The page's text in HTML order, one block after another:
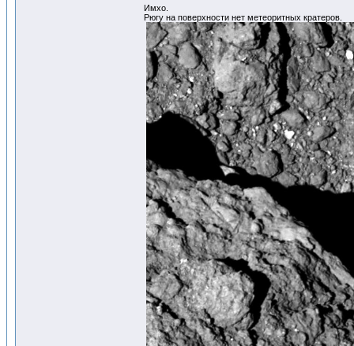
Имхо.
Рюгу на поверхности нет метеоритных кратеров.